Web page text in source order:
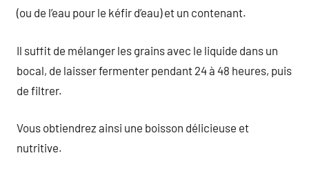
(ou de l’eau pour le kéfir d’eau) et un contenant.
Il suffit de mélanger les grains avec le liquide dans un
bocal, de laisser fermenter pendant 24 à 48 heures, puis
de filtrer.
Vous obtiendrez ainsi une boisson délicieuse et
nutritive.